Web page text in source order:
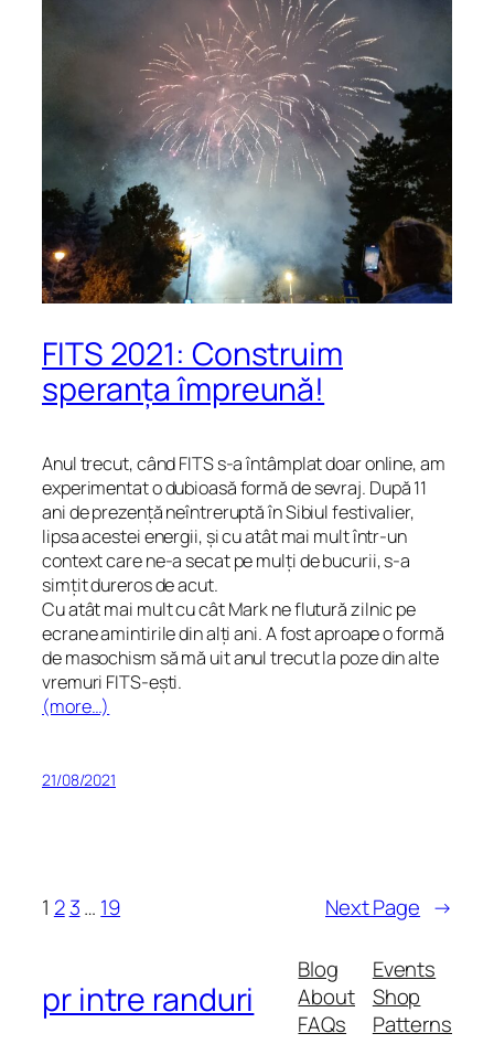
FITS 2021: Construim
speranța împreună!
Anul trecut, când FITS s-a întâmplat doar online, am
experimentat o dubioasă formă de sevraj. După 11
ani de prezență neîntreruptă în Sibiul festivalier,
lipsa acestei energii, și cu atât mai mult într-un
context care ne-a secat pe mulți de bucurii, s-a
simțit dureros de acut.
Cu atât mai mult cu cât Mark ne flutură zilnic pe
ecrane amintirile din alți ani. A fost aproape o formă
de masochism să mă uit anul trecut la poze din alte
vremuri FITS-ești.
(more…)
21/08/2021
1 2 3… 19 Next Page →
pr intre randuri
Blog
About
FAQs
Events
Shop
Patterns